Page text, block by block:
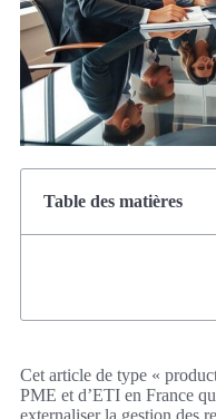
Table des matières
Cet article de type «
PME et d’ETI en France